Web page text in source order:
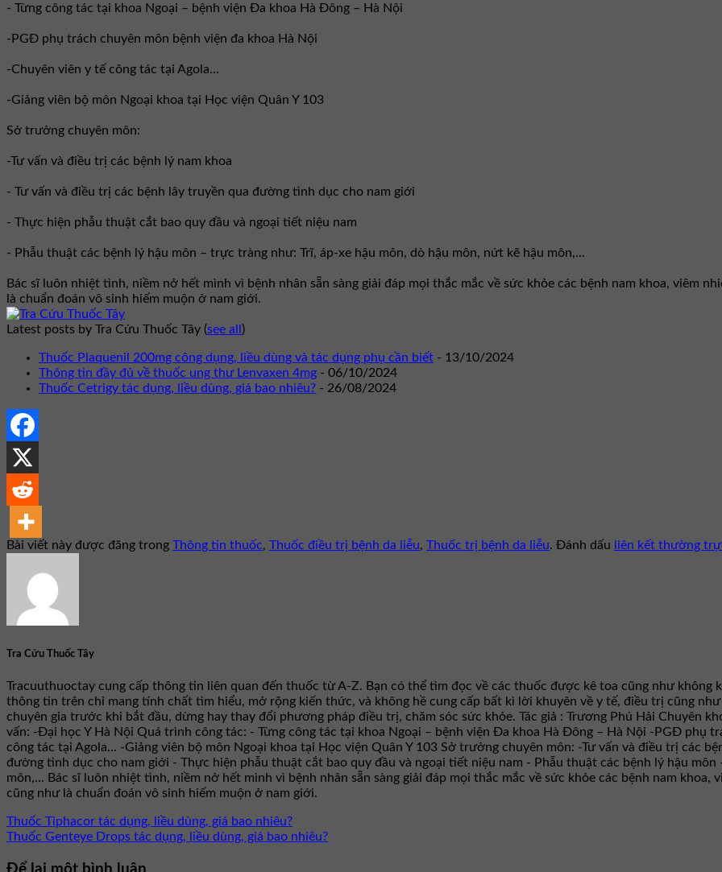
- Từng công tác tại khoa Ngoại – bệnh viện Đa khoa Hà Đông – Hà Nội
-PGĐ phụ trách chuyên môn bệnh viện đa khoa Hà Nội
-Chuyên viên y tế công tác tại Agola...
-Giảng viên bộ môn Ngoại khoa tại Học viện Quân Y 103
Sở trưởng chuyên môn:
-Tư vấn và điều trị các bệnh lý nam khoa
- Tư vấn và điều trị các bệnh lây truyền qua đường tình dục cho nam giới
- Thực hiện phẫu thuật cắt bao quy đầu và ngoại tiết niệu nam
- Phẫu thuật các bệnh lý hậu môn – trực tràng như: Trĩ, áp-xe hậu môn, dò hậu môn, nứt kẽ hậu môn,...
Bác sĩ luôn nhiệt tình, niềm nở hết mình vì bệnh nhân sẵn sàng giải đáp mọi thắc mắc về sức khỏe các bệnh nam khoa, viêm
là chuẩn đoán vô sinh hiếm muộn ở nam giới.
Latest posts by Tra Cứu Thuốc Tây (see all )
Thuốc Plaquenil 200mg công dụng, liều dùng và tác dụng phụ cần biết - 13/10/2024
Thông tin đầy đủ về thuốc ung thư Lenvaxen 4mg - 06/10/2024
Thuốc Cetrigy tác dụng, liều dùng, giá bao nhiêu? - 26/08/2024
Bài viết này được đăng trong Thông tin thuốc, Thuốc điều trị bệnh da liễu, Thuốc trị bệnh da liễu. Đánh dấu liên kết thường
Tra Cứu Thuốc Tây
Tracuuthuoctay cung cấp thông tin liên quan đến thuốc từ A-Z. Bạn có thể tìm đọc về các thuốc được kê toa cũng như không
thông tin trên chỉ mang tính chất tìm hiểu, mở rộng kiến thức, và không hề cung cấp bất kì lời khuyên về y tế, điều trị cũng
chuyên gia trước khi bắt đầu, dừng hay thay đổi phương pháp điều trị, chăm sóc sức khỏe. Tác giả : Trương Phú Hải Chuyên
vấn: -Đại học Y Hà Nội Quá trình công tác: - Từng công tác tại khoa Ngoại – bệnh viện Đa khoa Hà Đông – Hà Nội -PGĐ phụ
công tác tại Agola... -Giảng viên bộ môn Ngoại khoa tại Học viện Quân Y 103 Sở trưởng chuyên môn: -Tư vấn và điều trị các
đường tình dục cho nam giới - Thực hiện phẫu thuật cắt bao quy đầu và ngoại tiết niệu nam - Phẫu thuật các bệnh lý hậu
môn,... Bác sĩ luôn nhiệt tình, niềm nở hết mình vì bệnh nhân sẵn sàng giải đáp mọi thắc mắc về sức khỏe các bệnh nam
cũng như là chuẩn đoán vô sinh hiếm muộn ở nam giới.
Thuốc Tiphacor tác dụng, liều dùng, giá bao nhiêu?
Thuốc Genteye Drops tác dụng, liều dùng, giá bao nhiêu?